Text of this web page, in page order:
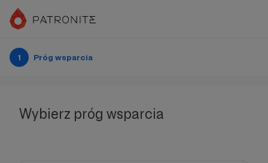
1 Próg wsparcia
Wybierz próg wsparcia